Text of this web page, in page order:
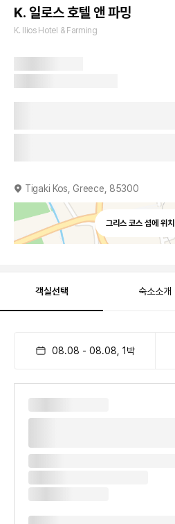
K. 일로스 호텔 앤 파밍
K. Ilios Hotel & Farming
Tigaki Kos, Greece, 85300
그리스 코스 섬에 위치
객실선택 숙소소개
08.08 - 08.08 1 박